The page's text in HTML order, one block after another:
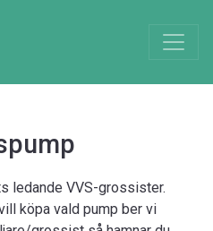
ledande VVS-grossister.
köpa vald pump ber vi